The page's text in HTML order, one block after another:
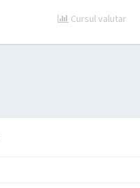
Cursul valutar